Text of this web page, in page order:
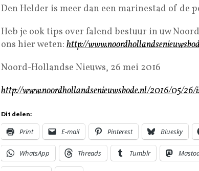
Den Helder is meer dan een marinestad of de
Heb je ook tips over falend bestuur in uw
ons hier weten: http://
Noord-Hollandse Nieuws, 26 mei 2016
http://www.noordhollandsenieuwsbode.nl/2016/05/
Dit delen:
Print E-mail Pinterest Bluesky
WhatsApp Threads Tumblr